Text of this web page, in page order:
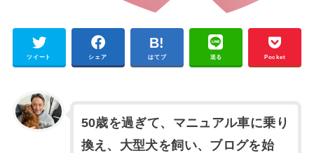
ツイート シェア はてブ 送る Pocket
50歳を過ぎて、マニュアル車に乗り
換え、大型犬を飼い、ブログを始